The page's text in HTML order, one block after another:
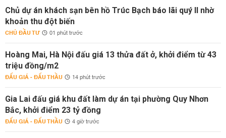
Chủ dự án khách sạn bên hồ Trúc Bạch báo lãi quý II nhờ
khoản thu đột biến
CHỦ ĐẦU TƯ 01 phút trước
Hoàng Mai, Hà Nội đấu giá 13 thửa đất ở, khởi điểm từ 43
triệu đồng/m2
ĐẤU GIÁ - ĐẤU THẦU 14 phút trước
Gia Lai đấu giá khu đất làm dự án tại phường Quy Nhơn
Bắc, khởi điểm 23 tỷ đồng
ĐẤU GIÁ - ĐẤU THẦU 4 giờ trước